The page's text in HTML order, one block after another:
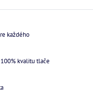
každého
kvalitu tlače